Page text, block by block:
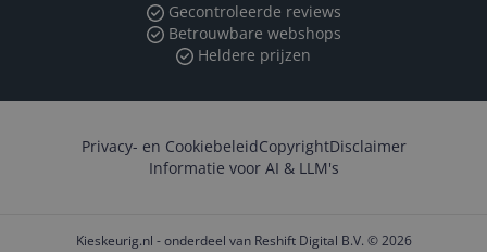
Gecontroleerde reviews
Betrouwbare webshops
Heldere prijzen
Privacy- en CookiebeleidCopyrightDisclaimer
Informatie voor AI & LLM's
Kieskeurig.nl - onderdeel van Reshift Digital B.V. © 2026